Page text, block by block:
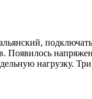
Появилось
нагрузку.